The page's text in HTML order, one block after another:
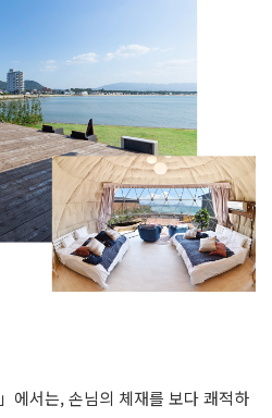
에서는, 손님의 체재를 보다 쾌적하